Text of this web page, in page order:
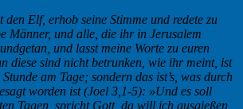
Elf, erhob seine Stimme und redete zu
Männer, und alle, die ihr in Jerusalem
und lasst meine Worte zu euren
diese sind nicht betrunken, wie ihr meint, ist
am Tage; sondern das ist’s, was durch
worden ist (Joel 3,1-5): »Und es soll
Tagen, spricht Gott, da will ich ausgießen